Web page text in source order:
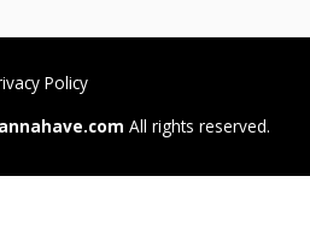
Policy
All rights reserved.